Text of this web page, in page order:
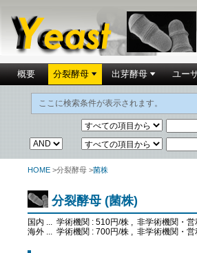
概要 分裂酵母 出芽酵母 ユー
ここに検索条件が表示されます。
HOME >分裂酵母 >菌株
分裂酵母 (菌株)
国内 ... 学術機関 : 510円/株 , 非学術機関・
海外 ... 学術機関 : 700円/株 , 非学術機関・